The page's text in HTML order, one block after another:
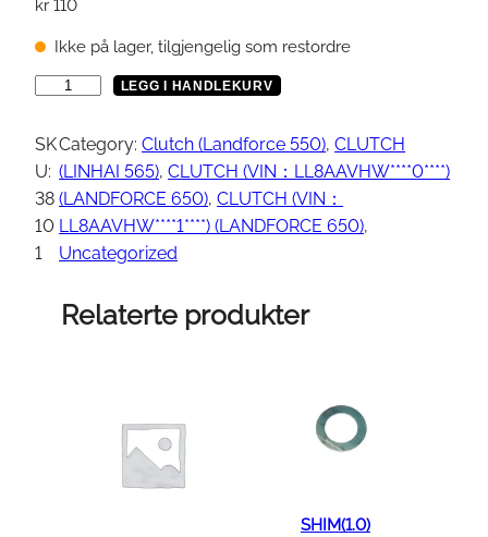
kr 110
Ikke på lager, tilgjengelig som restordre
L
T
,
D
R
LEGG I HANDLEKURV
SK
U:
38
10
1
Category:Clutch (Landforce 550), CLUTCH
(LINHAI 565), CLUTCH (VIN：LL8AAVHW****0****)
(LANDFORCE 650), CLUTCH (VIN：
LL8AAVHW****1****) (LANDFORCE 650)
Uncategorized
Relaterte produkter
SHIM(1.0)